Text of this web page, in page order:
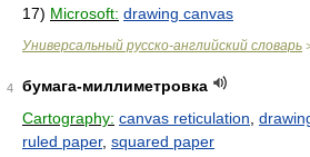
17) Microsoft: drawing canvas
Универсальный русско-английский словарь
4
бумага-миллиметровка
Cartography: canvas reticulation
ruled paper, squared paper